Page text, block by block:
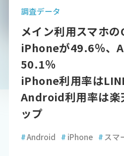
調査データ
メイン利用スマホの
iPhoneが49.6％、
50.1％
iPhone利用率は
Android利用率は楽
ップ
#Android # iPhone # スマ